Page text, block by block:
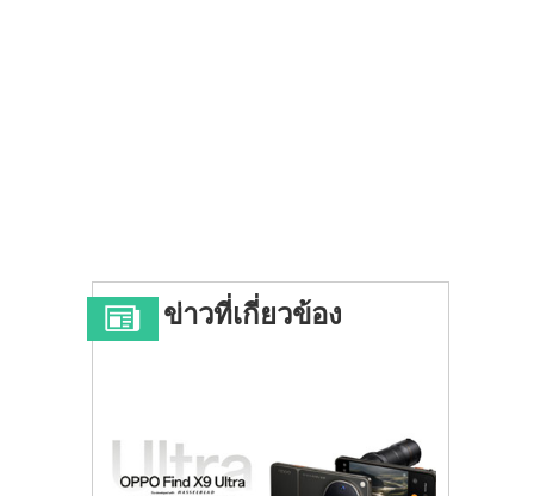
ข่าวที่เกี่ยวข้อง